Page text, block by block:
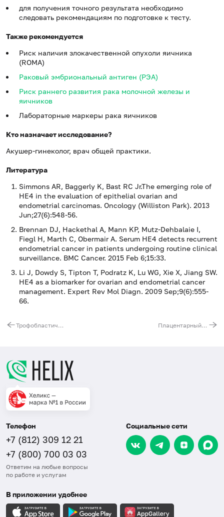
для получения точного результата необходимо
следовать рекомендациям по подготовке к тесту.
Также рекомендуется
Риск наличия злокачественной опухоли яичника
(ROMA)
Раковый эмбриональный антиген (РЭА)
Риск раннего развития рака молочной железы и
яичников
Лабораторные маркеры рака яичников
Кто назначает исследование?
Акушер-гинеколог, врач общей практики.
Литература
Simmons AR, Baggerly K, Bast RC Jr.The emerging role of
HE4 in the evaluation of epithelial ovarian and
endometrial carcinomas. Oncology (Williston Park). 2013
Jun;27(6):548-56.
Brennan DJ, Hackethal A, Mann KP, Mutz-Dehbalaie I,
Fiegl H, Marth C, Obermair A. Serum HE4 detects recurrent
endometrial cancer in patients undergoing routine clinical
surveillance. BMC Cancer. 2015 Feb 6;15:33.
Li J, Dowdy S, Tipton T, Podratz K, Lu WG, Xie X, Jiang SW.
HE4 as a biomarker for ovarian and endometrial cancer
management. Expert Rev Mol Diagn. 2009 Sep;9(6):555-
66.
Трофобластический бета-1-гликопротеин Плацентарный фактор роста (PlGF)
Телефон
+7 (812) 309 12 21
+7 (800) 700 03 03
Ответим на любые вопросы
по работе и услугам
Социальные сети
В приложении удобнее